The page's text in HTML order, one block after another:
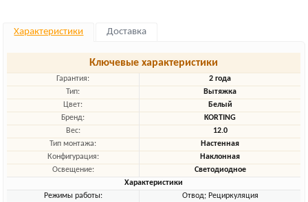
Характеристики Доставка
Ключевые характеристики
Гарантия:
2 года
Тип:
Вытяжка
Цвет:
Белый
Бренд:
KORTING
Вес:
12.0
Тип монтажа:
Настенная
Конфигурация:
Наклонная
Освещение:
Светодиодное
Характеристики
Режимы работы:
Отвод; Рециркуляция